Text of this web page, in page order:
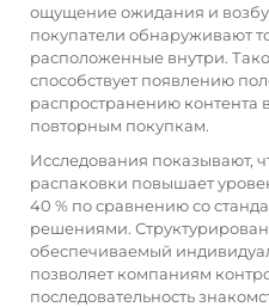
ощущение ожидания и
покупатели обнаруживают
расположенные внутри.
способствует появлению
распространению контента
повторным покупкам.
Исследования показывают,
распаковки повышает
40 % по сравнению со
решениями.
обеспечиваемый
позволяет компаниям
последовательность